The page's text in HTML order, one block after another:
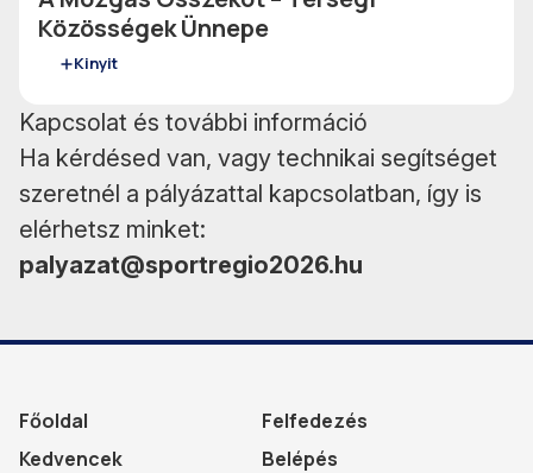
Közösségek Ünnepe
Kinyit
Kapcsolat és további információ
Ha kérdésed van, vagy technikai segítséget
szeretnél a pályázattal kapcsolatban, így is
elérhetsz minket:
palyazat@sportregio2026.hu
Főoldal
Felfedezés
Kedvencek
Belépés